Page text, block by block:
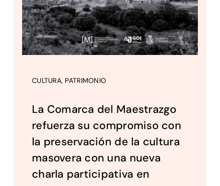
CULTURA, PATRIMONIO
La Comarca del Maestrazgo
refuerza su compromiso con
la preservación de la cultura
masovera con una nueva
charla participativa en